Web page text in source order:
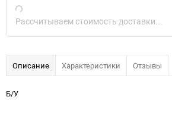
Рассчитываем стоимость доставки...
Описание Характеристики Отзывы
Б/У